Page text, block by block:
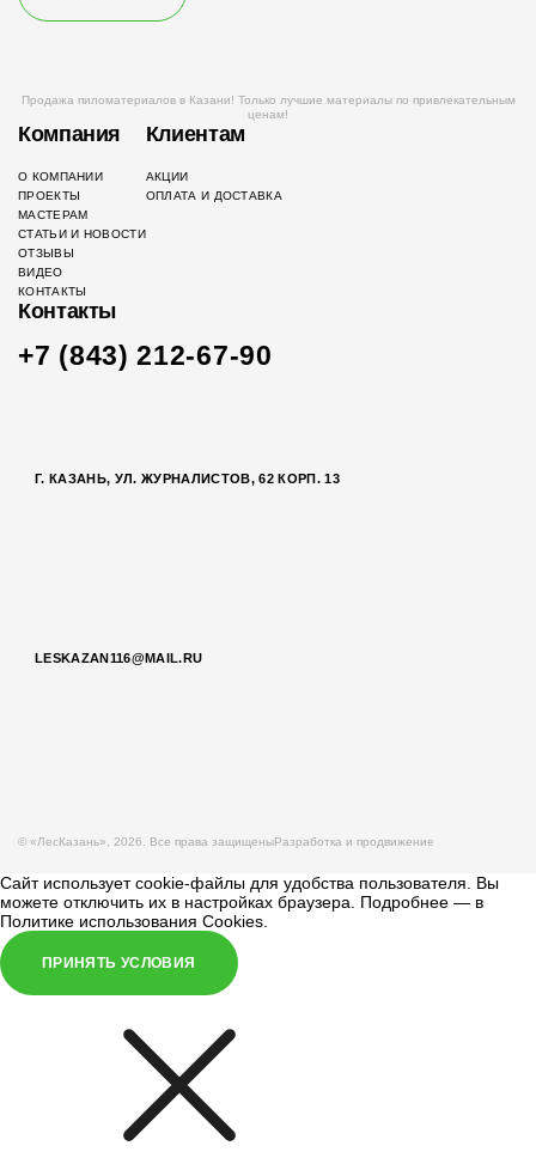
Продажа пиломатериалов в Казани! Только лучшие материалы по привлекательным
ценам!
Компания
О КОМПАНИИ
ПРОЕКТЫ
МАСТЕРАМ
СТАТЬИ И НОВОСТИ
ОТЗЫВЫ
ВИДЕО
КОНТАКТЫ
Клиентам
АКЦИИ
ОПЛАТА И ДОСТАВКА
Контакты
+7 (843) 212-67-90
Г. КАЗАНЬ, УЛ. ЖУРНАЛИСТОВ, 62 КОРП. 13
LESKAZAN116@MAIL.RU
© «ЛесКазань», 2026. Все права защищеныРазработка и продвижение
Сайт использует cookie-файлы для удобства пользователя. Вы
можете отключить их в настройках браузера. Подробнее — в
Политике использования Cookies
ПРИНЯТЬ УСЛОВИЯ